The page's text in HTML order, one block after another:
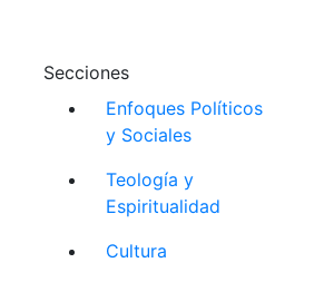
Secciones
Enfoques Políticos
y Sociales
Teología y
Espiritualidad
Cultura